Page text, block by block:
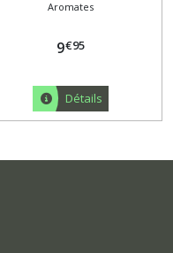
Aromates
9€95
Détails